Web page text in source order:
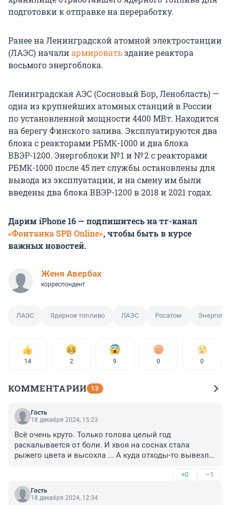
подготовки к отправке на переработку.
Ранее на Ленинградской атомной электростанции
(ЛАЭС) началиармироватьздание реактора
восьмого энергоблока.
Ленинградская АЭС (Сосновый Бор, Ленобласть) —
одна из крупнейших атомных станций в России
по установленной мощности 4400 МВт. Находится
на берегу Финского залива. Эксплуатируются два
блока с реакторами РБМК-1000 и два блока
ВВЭР-1200. Энергоблоки № 1 и № 2 с реакторами
РБМК-1000 после 45 лет службы остановлены для
вывода из эксплуатации, и на смену им были
введены два блока ВВЭР-1200 в 2018 и 2021 годах.
Дарим iPhone 16 — подпишитесь на тг-канал
«Фонтанка SPB Online», чтобы быть в курсе
важных новостей.
Женя Авербах
корреспондент
ЛАЭС Ядерное топливо ЛАЭС Росатом
14 2 9 0 0
КОММЕНТАРИИ 13
Гость
18 декабря 2024, 15:23
Всё очень круто. Только голова целый год
раскалывается от боли. И хвоя на соснах стала
рыжего цвета и высохла ... А куда отходы-то вывезли
+0 –1
Гость
18 декабря 2024, 12:34